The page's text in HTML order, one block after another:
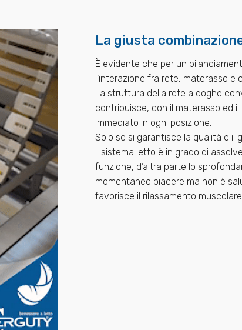
La giusta
È evidente che per un
l’interazione fra rete, materasso e
La struttura della rete a doghe
contribuisce, con il materasso ed
immediato in ogni posizione.
Solo se si garantisce la qualità e il
il sistema letto è in grado di
funzione, d’altra parte lo
momentaneo piacere ma non è
favorisce il rilassamento